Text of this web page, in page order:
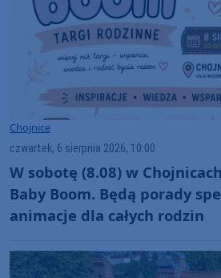
Chojnice
czwartek, 6 sierpnia 2026, 10:00
W sobotę (8.08) w
Baby Boom. Będą porady
animacje dla całych rodzin